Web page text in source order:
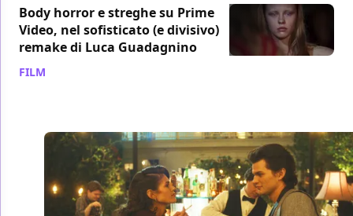
Body horror e streghe su Prime
Video, nel sofisticato (e divisivo)
remake di Luca Guadagnino
FILM